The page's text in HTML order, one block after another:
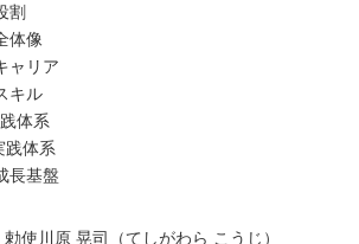
割
体像
ャリア
キル
体系
践体系
長基盤
使川原 晃司（てしがわら こうじ）